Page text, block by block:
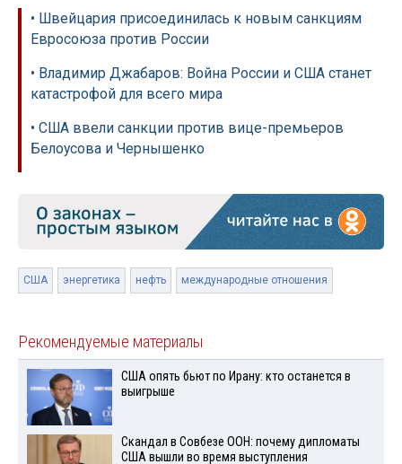
• Швейцария присоединилась к новым санкциям
Евросоюза против России
• Владимир Джабаров: Война России и США станет
катастрофой для всего мира
• США ввели санкции против вице-премьеров
Белоусова и Чернышенко
США энергетика нефть международные отношения
Рекомендуемые материалы
США опять бьют по Ирану: кто останется в
выигрыше
Скандал в Совбезе ООН: почему дипломаты
США вышли во время выступления